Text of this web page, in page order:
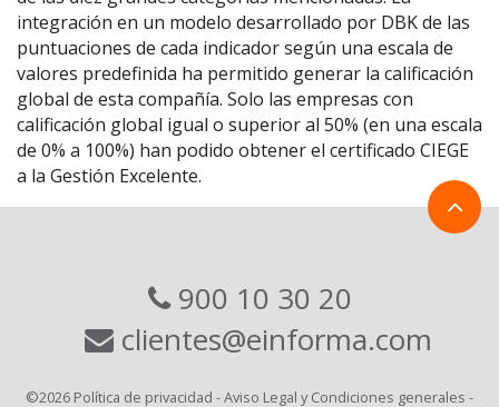
integración en un modelo desarrollado por DBK de las
puntuaciones de cada indicador según una escala de
valores predefinida ha permitido generar la calificación
global de esta compañía. Solo las empresas con
calificación global igual o superior al 50% (en una escala
de 0% a 100%) han podido obtener el certificado CIEGE
a la Gestión Excelente.
900 10 30 20
clientes@einforma.com
©2026 Política de privacidad -Aviso Legal y Condiciones generales -